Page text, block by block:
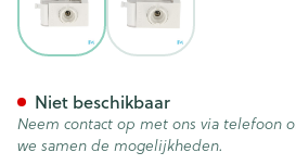
Niet beschikbaar
Neem contact op met ons via telefoon
we samen de mogelijkheden.